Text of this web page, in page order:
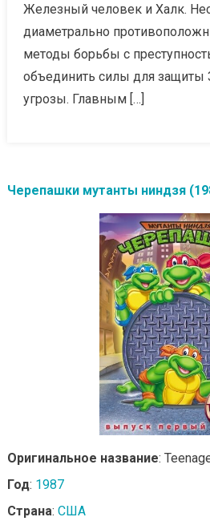
Железный человек и Халк.
диаметрально
методы борьбы с
объединить силы для защиты
угрозы. Главным […]
Черепашки мутанты ниндзя
Оригинальное название:
Год: 1987
Страна: США